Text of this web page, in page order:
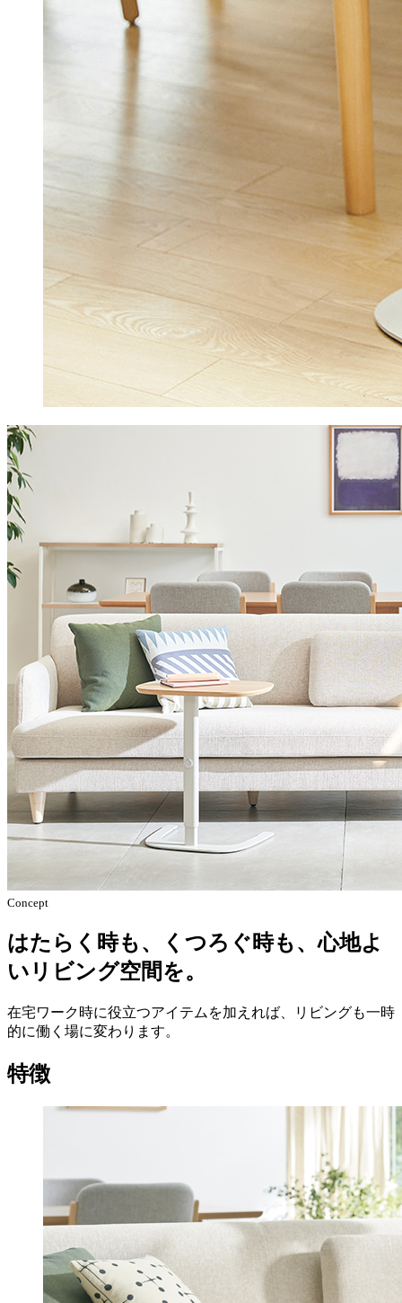
Concept
はたらく時も、くつろぐ時も、心地よ
いリビング空間を。
在宅ワーク時に役立つアイテムを加えれば、リビングも一時
的に働く場に変わります。
特徴